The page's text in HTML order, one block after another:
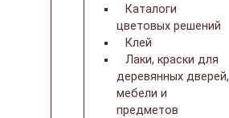
Каталоги
цветовых решений
Клей
Лаки, краски для
деревянных дверей,
мебели и
предметов